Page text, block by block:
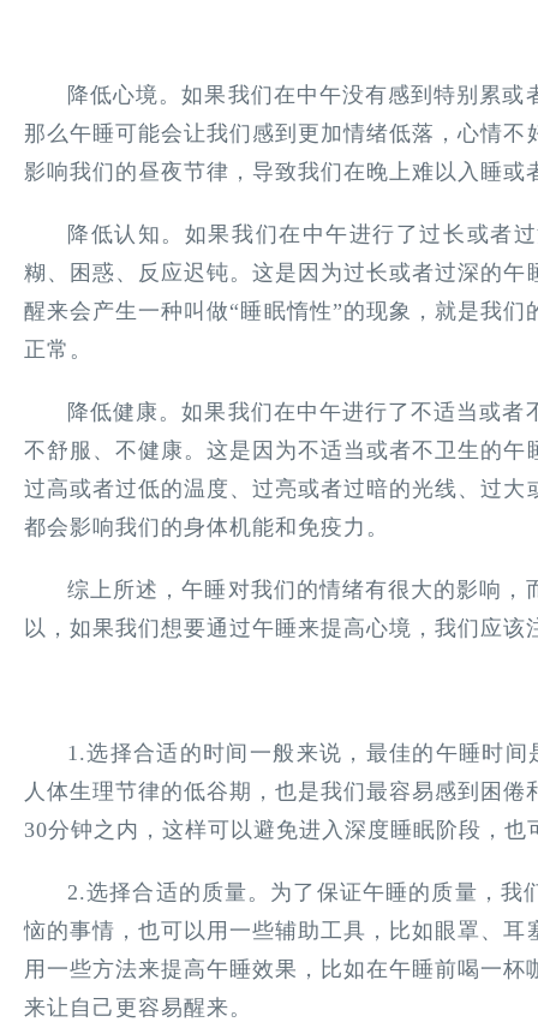
降低心境。如果我们在中午没有感到特别累
那么午睡可能会让我们感到更加情绪低落，心情
影响我们的昼夜节律，导致我们在晚上难以入睡或
降低认知。如果我们在中午进行了过长或者
糊、困惑、反应迟钝。这是因为过长或者过深的
醒来会产生一种叫做“睡眠惰性”的现象，就是我
正常。
降低健康。如果我们在中午进行了不适当或
不舒服、不健康。这是因为不适当或者不卫生的
过高或者过低的温度、过亮或者过暗的光线、过
都会影响我们的身体机能和免疫力。
综上所述，午睡对我们的情绪有很大的影响
以，如果我们想要通过午睡来提高心境，我们应该
1.选择合适的时间一般来说，最佳的午睡时
人体生理节律的低谷期，也是我们最容易感到困
30分钟之内，这样可以避免进入深度睡眠阶段，
2.选择合适的质量。为了保证午睡的质量，
恼的事情，也可以用一些辅助工具，比如眼罩、
用一些方法来提高午睡效果，比如在午睡前喝一
来让自己更容易醒来。